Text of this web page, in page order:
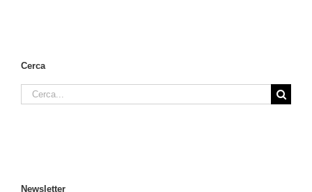
Cerca
Cerca
per:
Newsletter